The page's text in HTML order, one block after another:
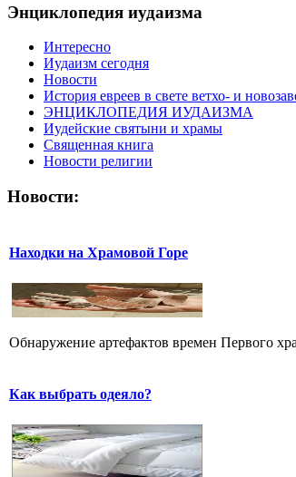
Энциклопедия иудаизма
Интересно
Иудаизм сегодня
Новости
История евреев в свете ветхо- и
ЭНЦИКЛОПЕДИЯ ИУДАИЗМА
Иудейские святыни и храмы
Священная книга
Новости религии
Новости:
Находки на Храмовой Горе
Обнаружение артефактов времен Первого
Как выбрать одеяло?